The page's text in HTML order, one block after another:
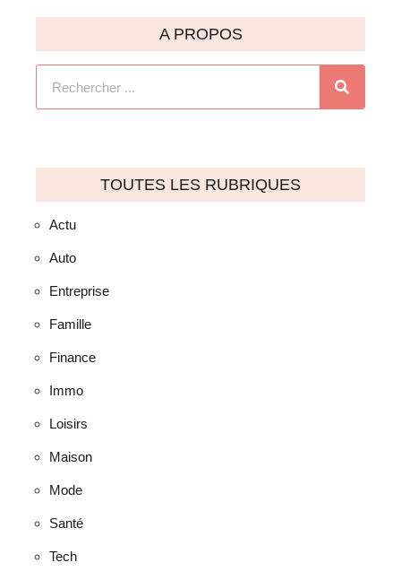
A PROPOS
TOUTES LES RUBRIQUES
Actu
Auto
Entreprise
Famille
Finance
Immo
Loisirs
Maison
Mode
Santé
Tech